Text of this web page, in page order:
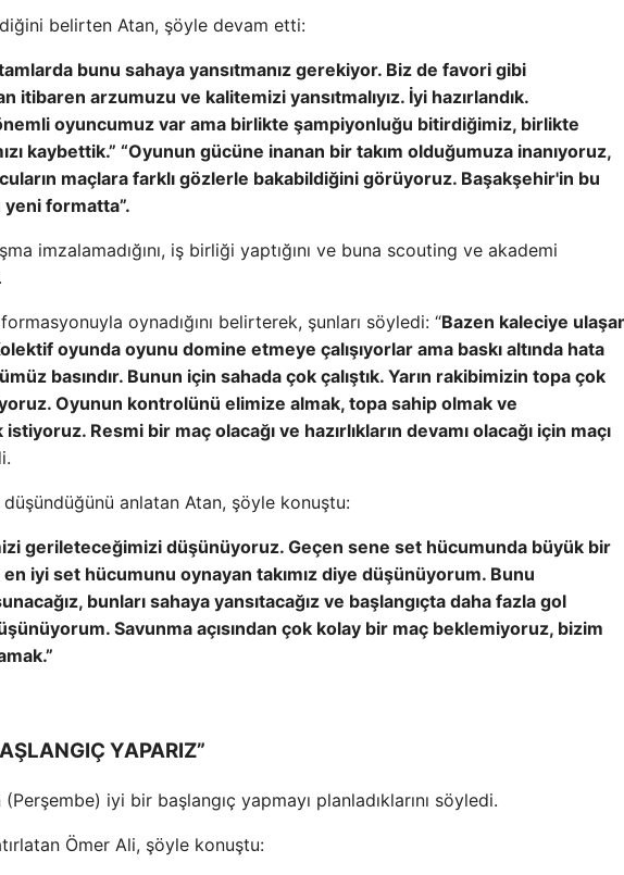
belirten Atan, şöyle devam etti:
bunu sahaya yansıtmanız gerekiyor. Biz de favori gibi
itibaren arzumuzu ve kalitemizi yansıtmalıyız. İyi hazırlandık.
oyuncumuz var ama birlikte şampiyonluğu bitirdiğimiz, birlikte
kaybettik.” “Oyunun gücüne inanan bir takım olduğumuza inanıyoruz,
maçlara farklı gözlerle bakabildiğini görüyoruz. Başakşehir'in bu
formatta”.
imzalamadığını, iş birliği yaptığını ve buna scouting ve akademi
oynadığını belirterek, şunları söyledi: “Bazen kaleciye
oyunda oyunu domine etmeye çalışıyorlar ama baskı altında hata
basındır. Bunun için sahada çok çalıştık. Yarın rakibimizin topa çok
Oyunun kontrolünü elimize almak, topa sahip olmak ve
Resmi bir maç olacağı ve hazırlıkların devamı olacağı için maçı
düşündüğünü anlatan Atan, şöyle konuştu:
gerileteceğimizi düşünüyoruz. Geçen sene set hücumunda büyük bir
iyi set hücumunu oynayan takımız diye düşünüyorum. Bunu
bunları sahaya yansıtacağız ve başlangıçta daha fazla gol
Savunma açısından çok kolay bir maç beklemiyoruz, bizim
YAPARIZ”
(Perşembe) iyi bir başlangıç ​​yapmayı planladıklarını söyledi.
Ömer Ali, şöyle konuştu: